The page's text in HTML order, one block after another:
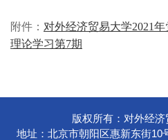
附件： 对外经济贸易大学2021
理论学习第7期
版权所有：对外经
地址：北京市朝阳区惠新东街10